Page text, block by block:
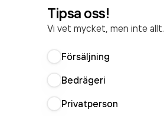
Tipsa oss!
Vi vet mycket, men inte
Försäljning
Bedrägeri
Privatperson